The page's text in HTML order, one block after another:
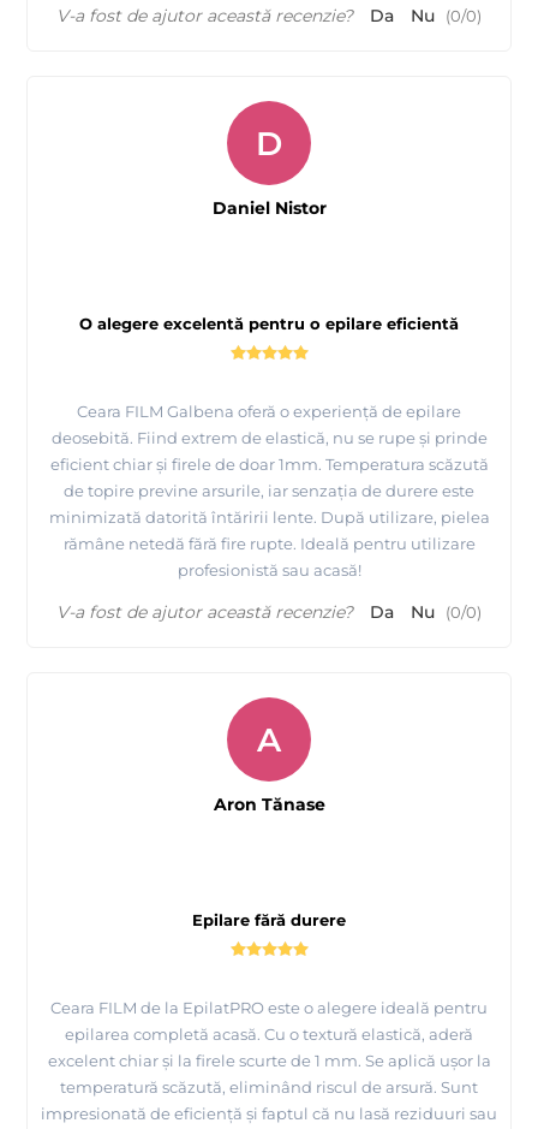
V-a fost de ajutor această recenzie? Da Nu (0/0)
O alegere excelentă pentru o epilare eficientă
Ceara FILM Galbena oferă o experiență de epilare
deosebită. Fiind extrem de elastică, nu se rupe și prinde
eficient chiar și firele de doar 1mm. Temperatura scăzută
de topire previne arsurile, iar senzația de durere este
minimizată datorită întăririi lente. După utilizare, pielea
rămâne netedă fără fire rupte. Ideală pentru utilizare
profesionistă sau acasă!
D
Daniel Nistor
V-a fost de ajutor această recenzie? Da Nu (0/0)
Epilare fără durere
Ceara FILM de la EpilatPRO este o alegere ideală pentru
epilarea completă acasă. Cu o textură elastică, aderă
excelent chiar și la firele scurte de 1 mm. Se aplică ușor la
temperatură scăzută, eliminând riscul de arsură. Sunt
impresionată de eficiență și faptul că nu lasă reziduuri sau
A
Aron Tănase